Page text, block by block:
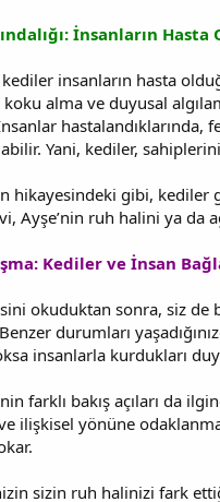
İnsanların
insanların hasta
koku alma ve duyusal
Yani, kediler,
hikayesindeki gibi,
Ayşe’nin ruh halini ya da
Kediler ve İnsan
okuduktan sonra, siz
durumları
insanlarla kurdukları
farklı bakış açıları da
ilişkisel yönüne
sizin ruh halinizi fark